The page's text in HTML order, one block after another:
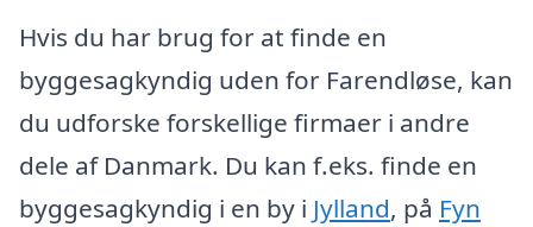
Hvis du har brug for at finde en
byggesagkyndig uden for Farendløse, kan
du udforske forskellige firmaer i andre
dele af Danmark. Du kan f.eks. finde en
byggesagkyndig i en by i Jylland, på Fyn